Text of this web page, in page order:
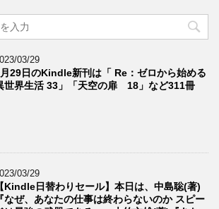
03/29
29日のKindle新刊は「 Re：ゼロから始める
世界生活 33」「天空の扉 18」など311冊
03/29
【Kindle日替わりセール】本日は、中島聡(著)
『なぜ、あなたの仕事は終わらないのか スピー